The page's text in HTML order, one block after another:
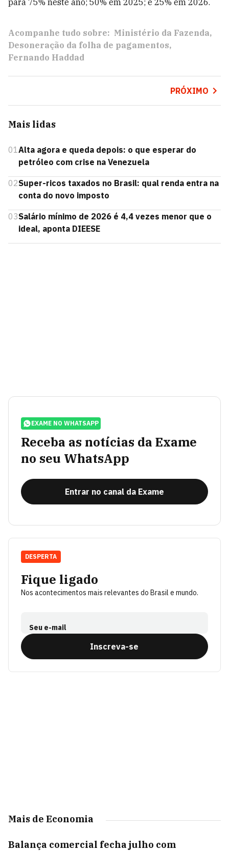
para 75% neste ano; 50% em 2025; e 25% em 2026.
Acompanhe tudo sobre: Ministério da Fazenda
Desoneração da folha de pagamentos
Fernando Haddad
PRÓXIMO
Mais lidas
01Alta agora e queda depois: o que esperar do
petróleo com crise na Venezuela
02Super-ricos taxados no Brasil: qual renda entra na
conta do novo imposto
03Salário mínimo de 2026 é 4,4 vezes menor que o
ideal, aponta DIEESE
EXAME NO WHATSAPP
Receba as notícias da Exame
no seu WhatsApp
Entrar no canal da Exame
Fique ligado
Nos acontecimentos mais relevantes do Brasil e mundo.
Seu e-mail
Inscreva-se
DESPERTA
Mais de Economia
Balança comercial fecha julho com